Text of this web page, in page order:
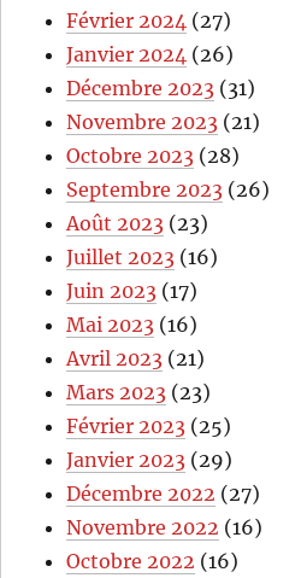
Février 2024 (27)
Janvier 2024 (26)
Décembre 2023 (31)
Novembre 2023 (21)
Octobre 2023 (28)
Septembre 2023 (26)
Août 2023 (23)
Juillet 2023 (16)
Juin 2023 (17)
Mai 2023 (16)
Avril 2023 (21)
Mars 2023 (23)
Février 2023 (25)
Janvier 2023 (29)
Décembre 2022 (27)
Novembre 2022 (16)
Octobre 2022 (16)